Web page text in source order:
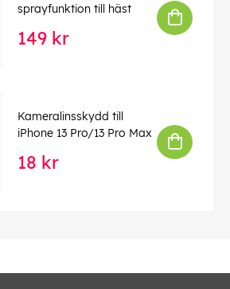
sprayfunktion till häst
149 kr
Kameralinsskydd till
iPhone 13 Pro/13 Pro Max
18 kr